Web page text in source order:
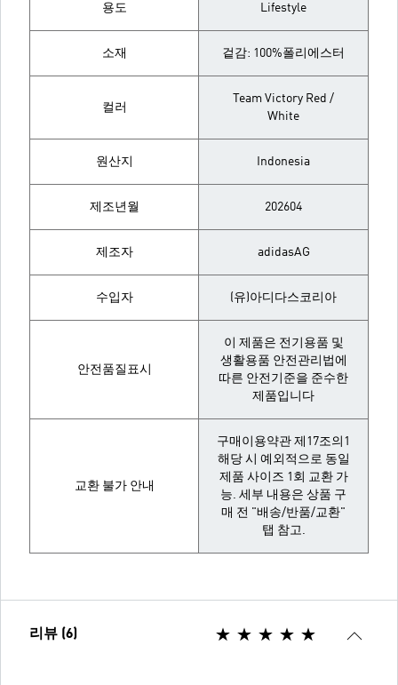
용도 Lifestyle
소재 겉감: 100%폴리에스터
컬러
Team Victory Red /
White
원산지 Indonesia
제조년월 202604
제조자 adidasAG
수입자 (유)아디다스코리아
안전품질표시
이 제품은 전기용품 및
생활용품 안전관리법에
따른 안전기준을 준수한
제품입니다
교환 불가 안내
구매이용약관 제17조의1
해당 시 예외적으로 동일
제품 사이즈 1회 교환 가
능. 세부 내용은 상품 구
매 전 "배송/반품/교환"
탭 참고.
리뷰 (6)